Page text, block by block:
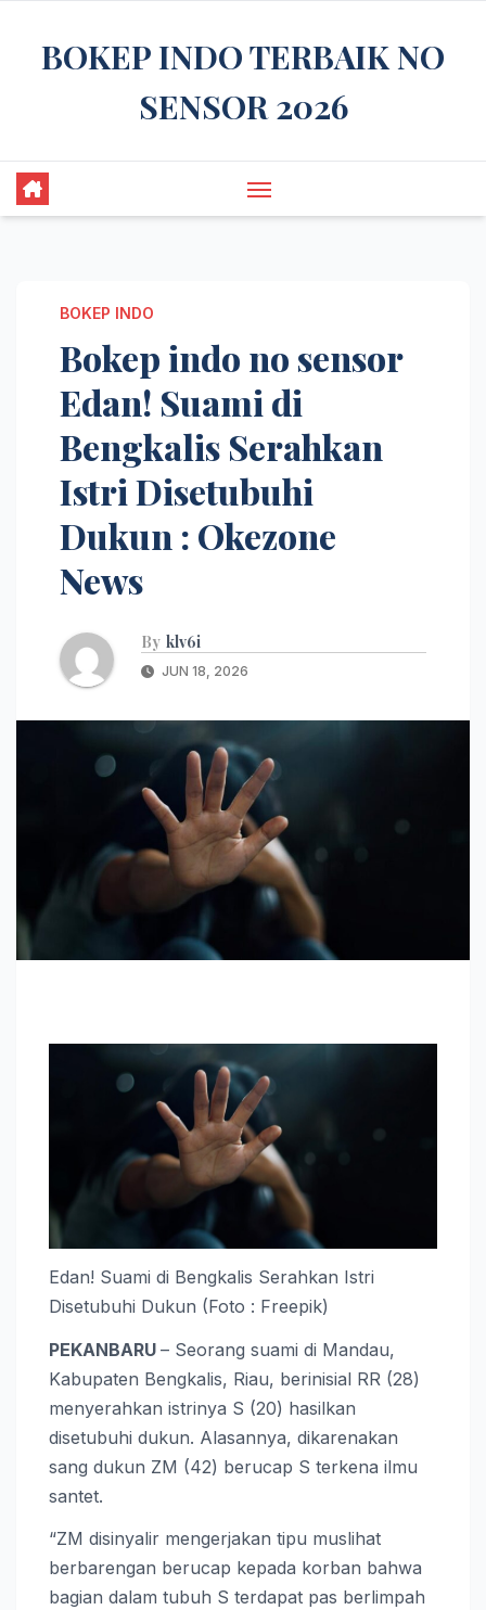
BOKEP INDO TERBAIK NO
SENSOR 2026
BOKEP INDO
Bokep indo no sensor
Edan! Suami di
Bengkalis Serahkan
Istri Disetubuhi
Dukun : Okezone
News
By klv6i
JUN 18, 2026
Edan! Suami di Bengkalis Serahkan Istri
Disetubuhi Dukun (Foto : Freepik)
PEKANBARU – Seorang suami di Mandau,
Kabupaten Bengkalis, Riau, berinisial RR (28)
menyerahkan istrinya S (20) hasilkan
disetubuhi dukun. Alasannya, dikarenakan
sang dukun ZM (42) berucap S terkena ilmu
santet.
“ZM disinyalir mengerjakan tipu muslihat
berbarengan berucap kepada korban bahwa
bagian dalam tubuh S terdapat pas berlimpah